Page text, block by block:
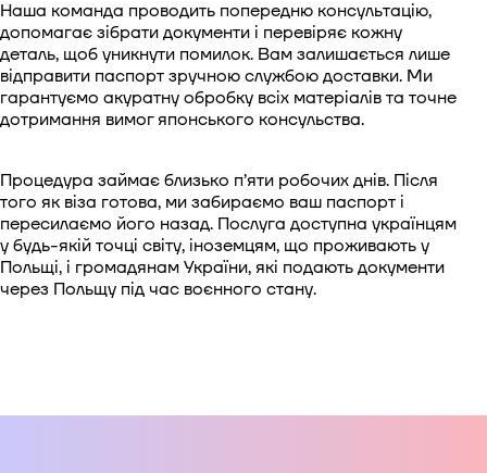
Наша команда проводить попередню консультацію,
допомагає зібрати документи і перевіряє кожну
деталь, щоб уникнути помилок. Вам залишається лише
відправити паспорт зручною службою доставки. Ми
гарантуємо акуратну обробку всіх матеріалів та точне
дотримання вимог японського консульства.
Процедура займає близько п’яти робочих днів. Після
того як віза готова, ми забираємо ваш паспорт і
пересилаємо його назад. Послуга доступна українцям
у будь-якій точці світу, іноземцям, що проживають у
Польщі, і громадянам України, які подають документи
через Польщу під час воєнного стану.